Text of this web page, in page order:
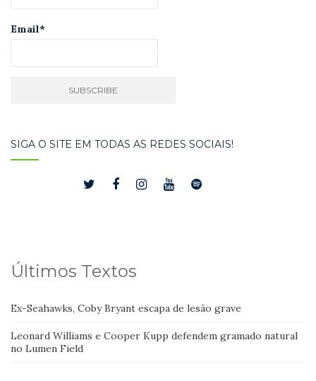
Email*
SIGA O SITE EM TODAS AS REDES SOCIAIS!
Últimos Textos
Ex-Seahawks, Coby Bryant escapa de lesão grave
Leonard Williams e Cooper Kupp defendem gramado natural
no Lumen Field